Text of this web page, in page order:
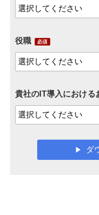
役職
貴社のIT導入における
ダ